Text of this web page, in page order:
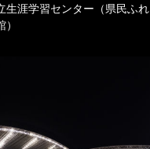
生涯学習センター（県民ふれ